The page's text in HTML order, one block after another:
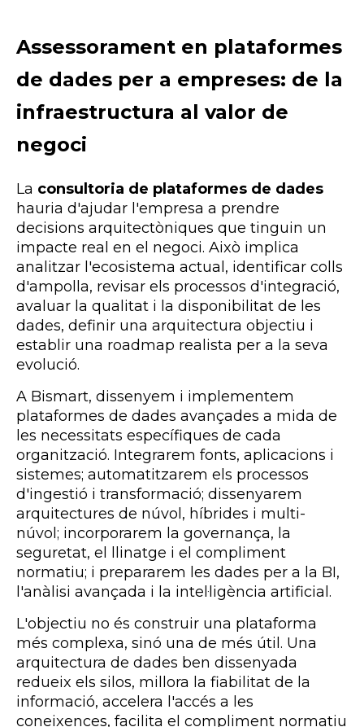
Assessorament en plataformes
de dades per a empreses: de la
infraestructura al valor de
negoci
La consultoria de plataformes de dades
hauria d'ajudar l'empresa a prendre
decisions arquitectòniques que tinguin un
impacte real en el negoci. Això implica
analitzar l'ecosistema actual, identificar colls
d'ampolla, revisar els processos d'integració,
avaluar la qualitat i la disponibilitat de les
dades, definir una arquitectura objectiu i
establir una roadmap realista per a la seva
evolució.
A Bismart, dissenyem i implementem
plataformes de dades avançades a mida de
les necessitats específiques de cada
organització. Integrarem fonts, aplicacions i
sistemes; automatitzarem els processos
d'ingestió i transformació; dissenyarem
arquitectures de núvol, híbrides i multi-
núvol; incorporarem la governança, la
seguretat, el llinatge i el compliment
normatiu; i prepararem les dades per a la BI,
l'anàlisi avançada i la intel·ligència artificial.
L'objectiu no és construir una plataforma
més complexa, sinó una de més útil. Una
arquitectura de dades ben dissenyada
redueix els silos, millora la fiabilitat de la
informació, accelera l'accés a les
coneixences, facilita el compliment normatiu